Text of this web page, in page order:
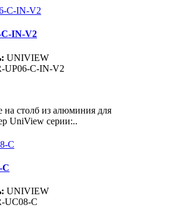
IN-V2
UNIVIEW
UP06-C-IN-V2
столб из алюминия для
UniView серии:..
C
UNIVIEW
UC08-C